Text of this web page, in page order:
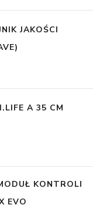
JAKOŚCI
A 35 CM
KONTROLI
EVO